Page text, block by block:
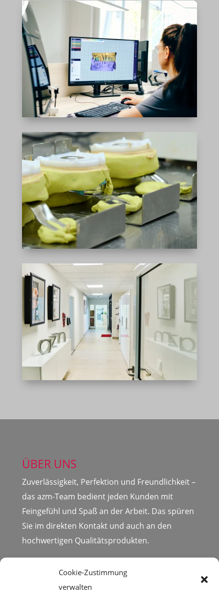
Cookie-Zustimmung
verwalten
ÜBER UNS
Zuverlässigkeit, Perfektion und Freundlichkeit –
das azm-Team bedient jeden Kunden mit
Feingefühl und Spaß an der Arbeit. Das spüren
Sie im direkten Kontakt und auch an den
hochwertigen Qualitätsprodukten.